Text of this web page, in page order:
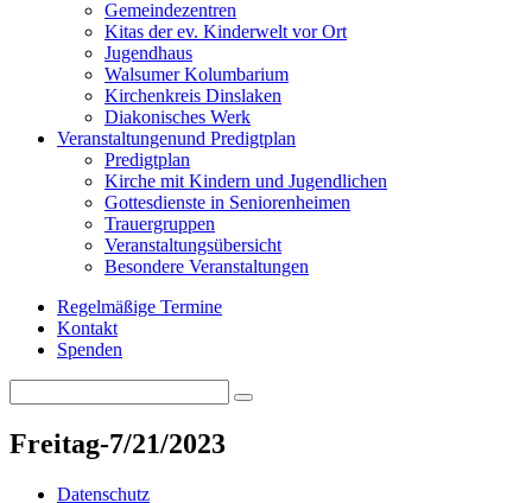
Gemeindezentren
Kitas der ev. Kinderwelt vor Ort
Jugendhaus
Walsumer Kolumbarium
Kirchenkreis Dinslaken
Diakonisches Werk
Veranstaltungenund Predigtplan
Predigtplan
Kirche mit Kindern und Jugendlichen
Gottesdienste in Seniorenheimen
Trauergruppen
Veranstaltungsübersicht
Besondere Veranstaltungen
Regelmäßige Termine
Kontakt
Spenden
for:
Search
Freitag-7/21/2023
Datenschutz